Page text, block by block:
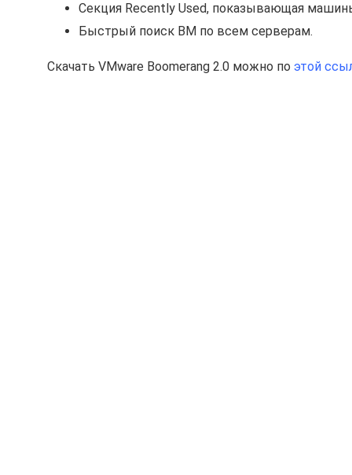
Секция Recently Used, показывающая
Быстрый поиск ВМ по всем серверам.
Скачать VMware Boomerang 2.0 можно по этой